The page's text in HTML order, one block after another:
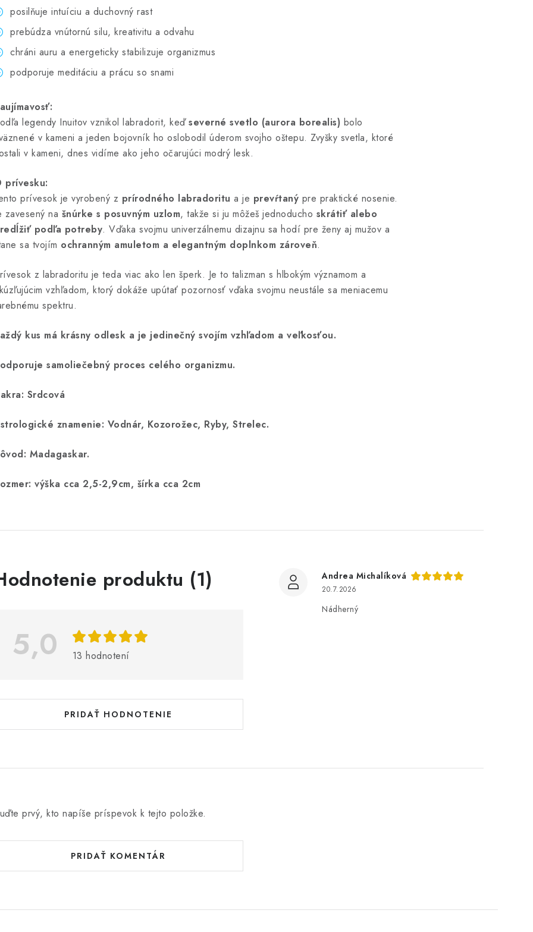
posilňuje intuíciu a duchovný rast
prebúdza vnútornú silu, kreativitu a odvahu
chráni auru a energeticky stabilizuje organizmus
podporuje meditáciu a prácu so snami
legendy Inuitov vznikol labradorit, keďseverné svetlo (aurora borealis) bolo
v kameni a jeden bojovník ho oslobodil úderom svojho oštepu. Zvyšky svetla, ktoré
v kameni, dnes vidíme ako jeho očarujúci modrý lesk.
prívesku:
prívesok je vyrobený z prírodného labradoritu a je prevŕtaný pre praktické nosenie.
zavesený na šnúrke s posuvným uzlom, takže si ju môžeš jednoducho skrátiť alebo
podľa potreby. Vďaka svojmu univerzálnemu dizajnu sa hodí pre ženy aj mužov a
sa tvojím ochranným amuletom a elegantným doplnkom zároveň.
z labradoritu je teda viac ako len šperk. Je to talizman s hlbokým významom a
vzhľadom, ktorý dokáže upútať pozornosť vďaka svojmu neustále sa meniacemu
spektru.
kus má krásny odlesk a je jedinečný svojím vzhľadom a veľkosťou.
samoliečebný proces celého organizmu.
Srdcová
znamenie: Vodnár, Kozorožec, Ryby, Strelec.
Madagaskar.
výška cca 2,5-2,9cm, šírka cca 2cm
produktu (1)
5,0 13 hodnotení
PRIDAŤ HODNOTENIE
Andrea Michalíková
20.7.2026
Nádherný
prvý, kto napíše príspevok k tejto položke.
PRIDAŤ KOMENTÁR